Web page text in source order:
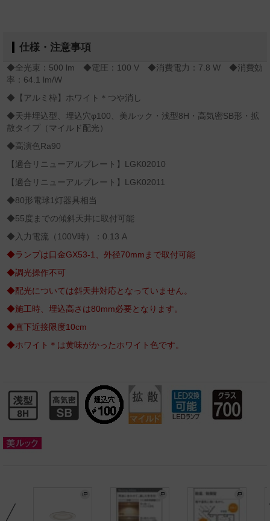
仕様・注意事項
◆全光束：500 lm ◆電圧：100 V ◆消費電力：7.8 W ◆消費効
率：64.1 lm/W
◆【アルミ枠】ホワイト＊つや消し
◆天井埋込型、埋込穴φ100、美ルック・浅型8H・高気密SB形・拡
散タイプ（マイルド配光）
◆高演色Ra90
【適合リニューアルプレート】LGK02010
【適合リニューアルプレート】LGK02011
◆80形電球1灯器具相当
◆55度までの傾斜天井に取付可能
◆入力電流（100V時）：0.13 A
◆ランプは口金GX53-1、外径70mmまで取付可能
◆調光操作不可
◆配光については斜天井対応となっていません。
◆施工時、埋込高さは80mm必要となります。
◆直下近接限度10cm
◆ホワイト＊は黄味がかったホワイト色です。